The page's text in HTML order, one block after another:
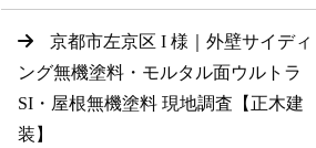
京都市左京区 I 様｜外壁サイディ
ング無機塗料・モルタル面ウルトラ
SI・屋根無機塗料 現地調査【正木建
装】